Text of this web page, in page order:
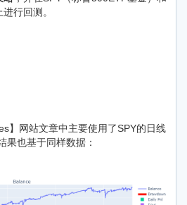
行回测。
】网站文章中主要使用了SPY的日线
果也基于同样数据：